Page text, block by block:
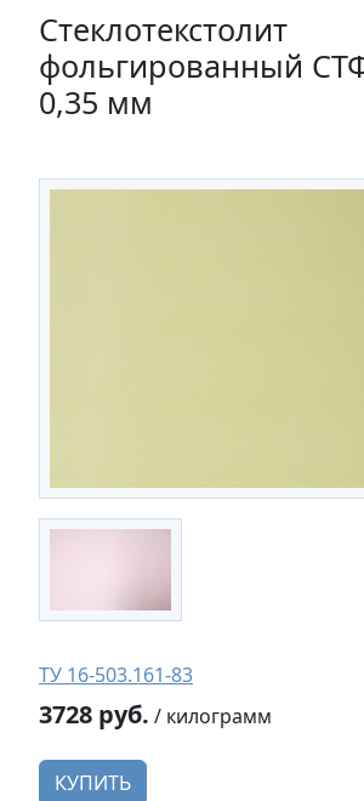
Стеклотекстолит
фольгированный
0,35 мм
ТУ 16-503.161-83
3728 руб. / килограмм
КУПИТЬ